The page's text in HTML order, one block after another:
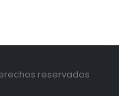
reservados